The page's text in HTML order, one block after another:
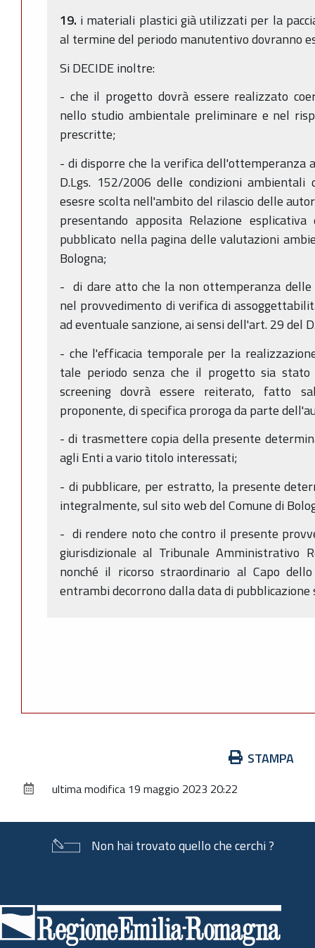
19. i materiali plastici già utilizzati per la
al termine del periodo manutentivo dovranno
Si DECIDE inoltre:
- che il progetto dovrà essere realizzato
nello studio ambientale preliminare e nel
prescritte;
- di disporre che la verifica dell'ottemperanza
D.Lgs. 152/2006 delle condizioni
esesre scolta nell'ambito del rilascio delle
presentando apposita Relazione
pubblicato nella pagina delle valutazioni
Bologna;
- di dare atto che la non ottemperanza delle
nel provvedimento di verifica di
ad eventuale sanzione, ai sensi dell'art. 29 del
- che l'efficacia temporale per la
tale periodo senza che il progetto sia
screening dovrà essere reiterato, fatto
proponente, di specifica proroga da parte
- di trasmettere copia della presente
agli Enti a vario titolo interessati;
- di pubblicare, per estratto, la presente
integralmente, sul sito web del Comune di
- di rendere noto che contro il presente
giurisdizionale al Tribunale Amministrativo
nonché il ricorso straordinario al Capo
entrambi decorrono dalla data di pubblicazione
documento
STAMPA
ultima modifica 19 maggio 2023 20:22
Non hai trovato quello che cerchi ?
di
pagina